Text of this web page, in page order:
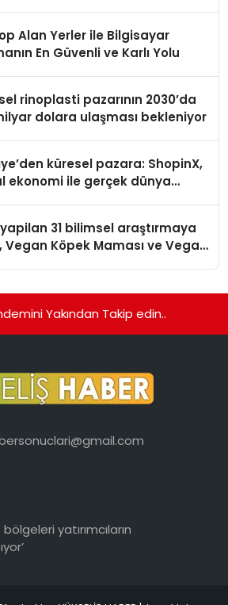
Alan Yerler ile Bilgisayar
En Güvenli ve Karlı Yolu
rinoplasti pazarının 2030’da
dolara ulaşması bekleniyor
küresel pazara: ShopinX,
ekonomi ile gerçek dünya
31 bilimsel araştırmaya
Vegan Köpek Maması ve Vegan
Yakından Takip edin..
yatırımcıların